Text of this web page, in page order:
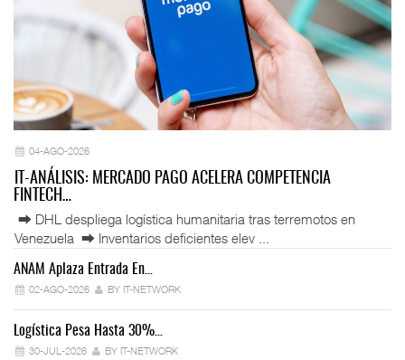
04-AGO-2026
IT-ANÁLISIS: MERCADO PAGO ACELERA COMPETENCIA
FINTECH…
⮕ DHL despliega logística humanitaria tras terremotos en
Venezuela ⮕ Inventarios deficientes elev ...
ANAM Aplaza Entrada En…
02-AGO-2026 BY IT-NETWORK
Logística Pesa Hasta 30%…
30-JUL-2026 BY IT-NETWORK